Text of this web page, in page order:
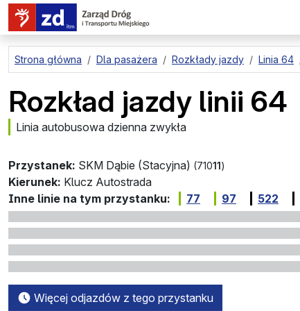
przejdź do treści strony
Strona główna Dla pasażera Rozkłady jazdy Linia 64
Rozkład jazdy linii 64
Linia autobusowa dzienna zwykła
Przystanek: SKM Dąbie (Stacyjna) (71011)
Kierunek: Klucz Autostrada
Inne linie na tym przystanku:
77 97 522
Więcej odjazdów z tego przystanku